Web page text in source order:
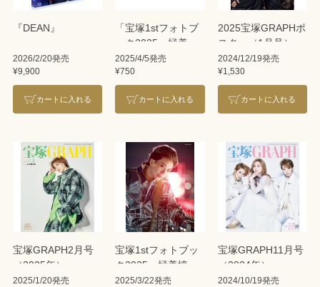
『DEAN』
2026/2/20発売
¥9,900
カートに入れる
「宝塚1stフォトブ
ック2025 極美
慎」2L2枚組ブロマ
イド
2025/4/5発売
¥750
カートに入れる
2025宝塚GRAPHポ
スター（1月号）聖
乃あすか・極美慎
2024/12/19発売
¥1,530
カートに入れる
宝塚GRAPH2月号
（2025年）
2025/1/20発売
宝塚1stフォトブッ
ク2025 極美慎
2025/3/22発売
宝塚GRAPH11月号
（2024年）
2024/10/19発売